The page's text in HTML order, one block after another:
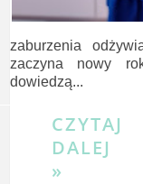
zaburzenia
zaczyna nowy
dowiedzą...
CZYTAJ
DALEJ
»